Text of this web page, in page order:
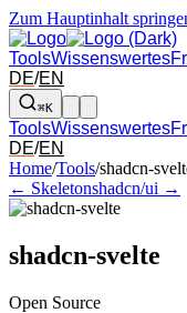
Zum Hauptinhalt
ToolsWissenswertes
DE/EN
⌘K
ToolsWissenswertes
DE/EN
Pfeil links und rechts:
Home/Tools/shadcn-
← Skeletonshadcn/ui →
shadcn-svelte
Open Source